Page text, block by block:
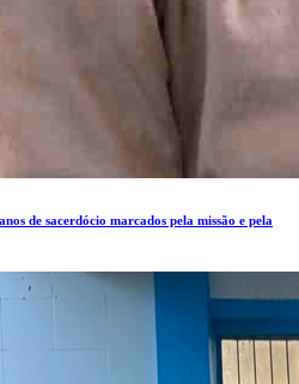
de sacerdócio marcados pela missão e pela